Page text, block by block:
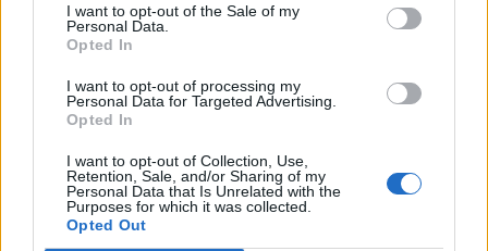
I want to opt-out of the Sale of my
Personal Data.
Opted In
I want to opt-out of processing my
Personal Data for Targeted Advertising.
Opted In
I want to opt-out of Collection, Use,
Retention, Sale, and/or Sharing of my
Personal Data that Is Unrelated with the
Purposes for which it was collected.
Opted Out
Deseu el meu nom, el correu electrònic i el lloc web en
aquest navegador per a la propera vegada que comenti.
Captcha5 + 2 = ?